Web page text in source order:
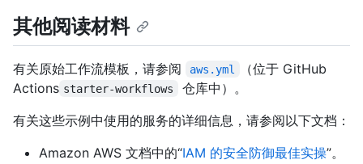
其他阅读材料
有关原始工作流模板，请参阅 aws.yml
（位于 GitHub
Actions starter-workflows
仓库中）。
有关这些示例中使用的服务的详细信息，请参阅以下文档：
Amazon AWS 文档中的“IAM 的安全防御最佳实操”。